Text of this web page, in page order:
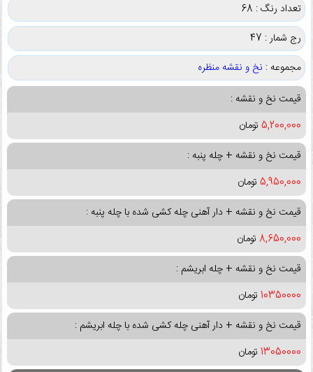
تعداد رنگ : 68
رج شمار : 47
مجموعه : نخ و نقشه منظره
قیمت نخ و نقشه :
5,200,000 تومان
قیمت نخ و نقشه + چله پنبه :
5,950,000 تومان
قیمت نخ و نقشه + دار آهنی چله کشی شده با چله پنبه :
8,650,000 تومان
قیمت نخ و نقشه + چله ابریشم :
10350000 تومان
قیمت نخ و نقشه + دار آهنی چله کشی شده با چله ابریشم :
13050000 تومان